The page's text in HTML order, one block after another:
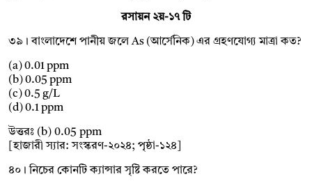
রসায়ন ২য়-১৭ টি
৩৯। বাংলাদেশে পানীয় জলে As (আর্সেনিক) এর গ্রহণযোগ্য মাত্রা কত?
(a) 0.01 ppm
(b) 0.05 ppm
(c) 0.5 g/L
(d) 0.1 ppm
উত্তরঃ (b) 0.05 ppm
[হাজারী স্যার: সংস্করণ-২০২৪; পৃষ্ঠা-১২৪]
৪০। নিচের কোনটি ক্যান্সার সৃষ্টি করতে পারে?